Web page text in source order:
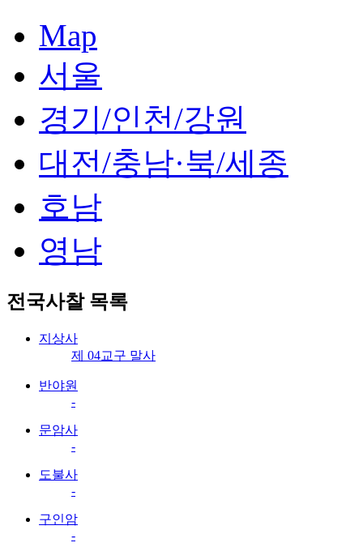
Map
서울
경기/인천/강원
대전/충남·북/세종
호남
영남
전국사찰목록
지상사
제 04교구 말사
반야원
-
문암사
-
도불사
-
구인암
-